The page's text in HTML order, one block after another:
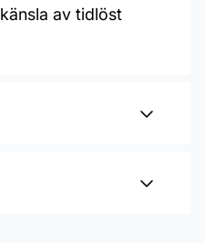
av tidlöst
Tapeter